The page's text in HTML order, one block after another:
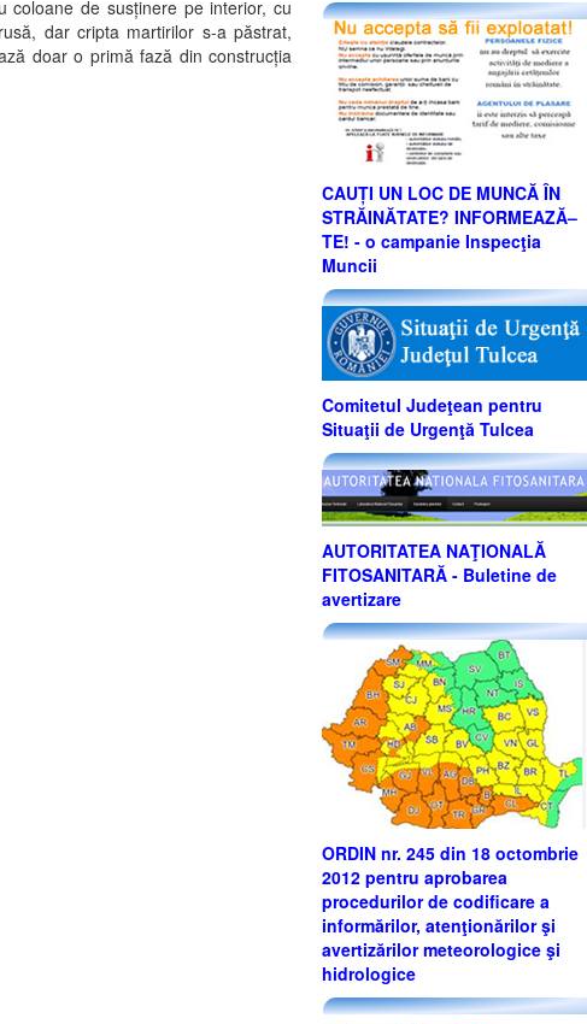
coloane de susținere pe interior, cu
dar cripta martirilor s-a păstrat,
doar o primă fază din construcția
CAUȚI UN LOC DE MUNCĂ ÎN
STRĂINĂTATE? INFORMEAZĂ–
TE! - o campanie Inspecţia
Muncii
Comitetul Judeţean pentru
Situaţii de Urgenţă Tulcea
AUTORITATEA NAŢIONALĂ
FITOSANITARĂ - Buletine de
avertizare
ORDIN nr. 245 din 18 octombrie
2012 pentru aprobarea
procedurilor de codificare a
informărilor, atenţionărilor şi
avertizărilor meteorologice şi
hidrologice